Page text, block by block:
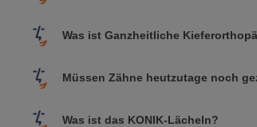
Was ist Ganzheitliche
Müssen Zähne heutzutage noch
Was ist das KONIK-Lächeln?